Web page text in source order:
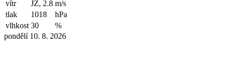
vítr
JZ, 2.8 m/s
tlak
1018
hPa
vlhkost 30
%
pondělí 10. 8. 2026